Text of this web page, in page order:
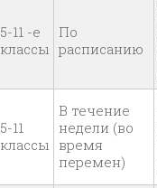
5-11 -е
классы
По
расписанию
5-11
классы
В течение
недели (во
время
перемен)